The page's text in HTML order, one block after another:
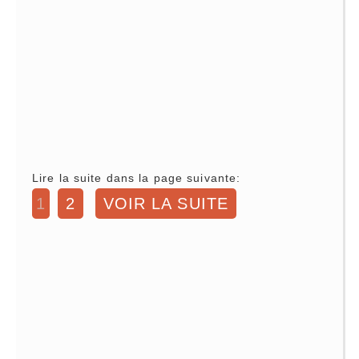
Lire la suite dans la page suivante:
1 2 VOIR LA SUITE